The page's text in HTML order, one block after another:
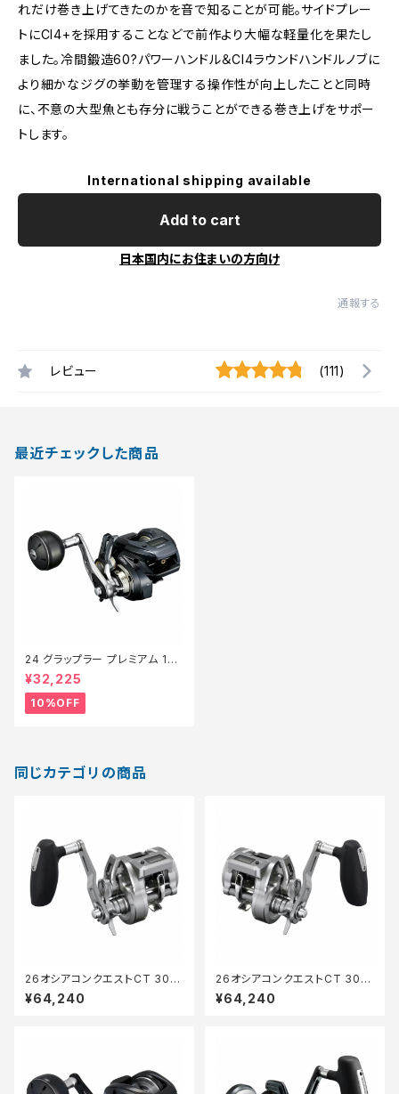
れだけ巻き上げてきたのかを音で知ることが可能。サイドプレー
トにCI4+を採用することなどで前作より大幅な軽量化を果たし
ました。冷間鍛造60?パワーハンドル＆CI4ラウンドハンドルノブに
より細かなジグの挙動を管理する操作性が向上したことと同時
に、不意の大型魚とも存分に戦うことができる巻き上げをサポー
トします。
International shipping available
Add to cart
日本国内にお住まいの方向け
通報する
レビュー (111)
最近チェックした商品
24 グラップラー プレミアム 150
XG 新製品2024【継続セール_
リール】【10】
¥32,225
10%OFF
同じカテゴリの商品
26オシアコンクエストCT 300
XG
¥64,240
26オシアコンクエストCT 301X
G
¥64,240